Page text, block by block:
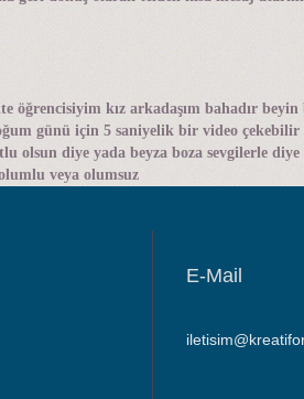
öğrencisiyim kız arkadaşım bahadır
günü için 5 saniyelik bir video çekebilir
olsun diye yada beyza boza sevgilerle diye
veya olumsuz
E-Mail